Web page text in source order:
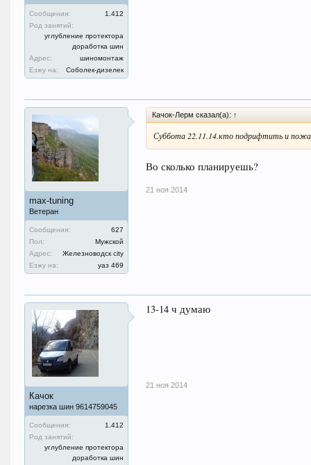
Сообщения:
1.412
Род занятий:
углубление протектора
доработка шин
Адрес:
шиномонтаж
Езжу на:
Соболек-дизелек
max-tuning
Ветеран
Сообщения:
627
Пол:
Мужской
Адрес:
Железноводск city
Езжу на:
уаз 469
Качок-Лерм сказал(а): ↑
Суббота 22.11.14.кто подрифтить и
Во сколько планируешь?
21 ноя 2014
Качок
нарезка шин 9614759045
Сообщения:
1.412
Род занятий:
углубление протектора
доработка шин
13-14 ч думаю
21 ноя 2014